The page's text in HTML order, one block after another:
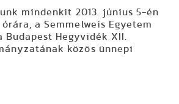
mindenkit 2013. június 5-én
a Semmelweis Egyetem
Budapest Hegyvidék XII.
közös ünnepi